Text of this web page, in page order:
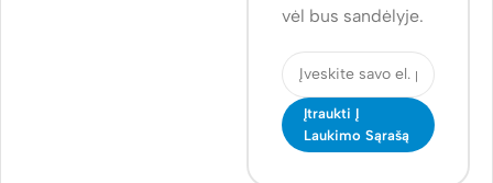
vėl bus sandėlyje.
Įtraukti Į
Laukimo Sąrašą